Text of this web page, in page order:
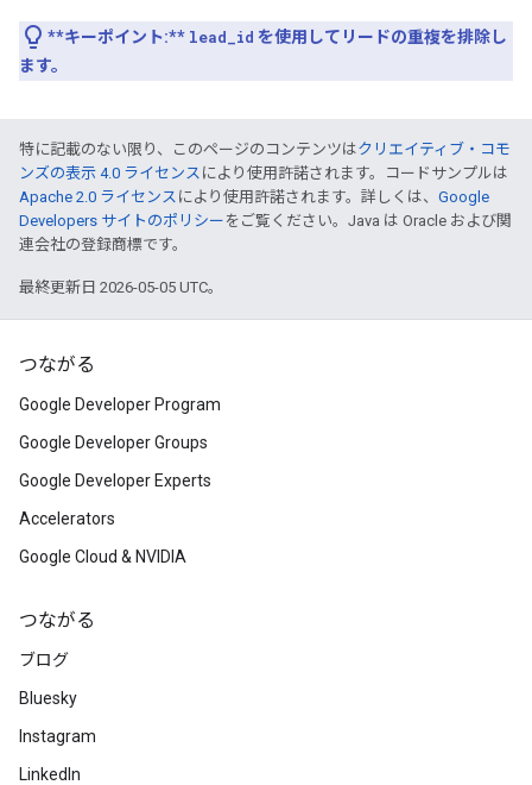
**キーポイント:** lead_id を使用してリードの重複を排除し
ます。
特に記載のない限り、このページのコンテンツはクリエイティブ・コモ
ンズの表示 4.0 ライセンス により使用許諾されます。コードサンプルは
Apache 2.0 ライセンス により使用許諾されます。詳しくは、 Google
Developers サイトのポリシー をご覧ください。Java は Oracle および関
連会社の登録商標です。
最終更新日 2026-05-05 UTC。
つながる
Google Developer Program
Google Developer Groups
Google Developer Experts
Accelerators
Google Cloud & NVIDIA
つながる
ブログ
Bluesky
Instagram
LinkedIn